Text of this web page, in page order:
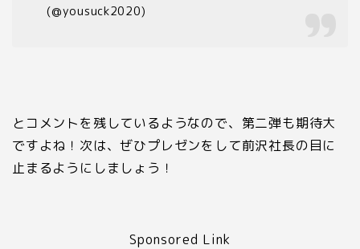
(@yousuck2020)
とコメントを残しているようなので、第二弾も期待大
ですよね！次は、ぜひプレゼンをして前沢社長の目に
止まるようにしましょう！
Sponsored Link